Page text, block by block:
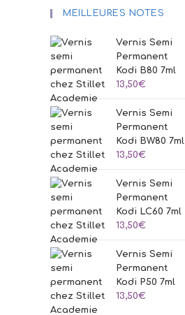
MEILLEURES NOTES
Vernis Semi
Permanent
Kodi B80 7ml
13,50€
Vernis Semi
Permanent
Kodi BW80 7ml
13,50€
Vernis Semi
Permanent
Kodi LC60 7ml
13,50€
Vernis Semi
Permanent
Kodi P50 7ml
13,50€